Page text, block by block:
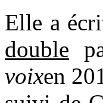
Elle a
double
voixen